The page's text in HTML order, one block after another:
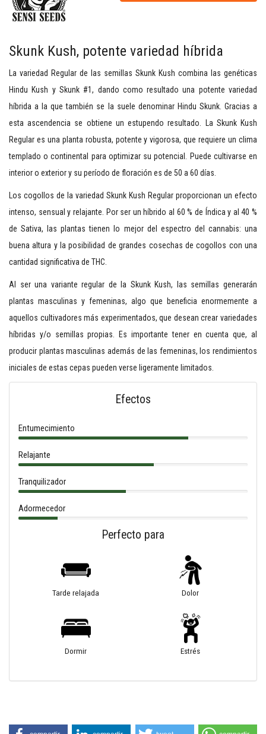
Skunk Kush, potente variedad híbrida
La variedad Regular de las semillas Skunk Kush combina las genéticas
Hindu Kush y Skunk #1, dando como resultado una potente variedad
híbrida a la que también se la suele denominar Hindu Skunk. Gracias a
esta ascendencia se obtiene un estupendo resultado. La Skunk Kush
Regular es una planta robusta, potente y vigorosa, que requiere un clima
templado o continental para optimizar su potencial. Puede cultivarse en
interior o exterior y su período de floración es de 50 a 60 días.
Los cogollos de la variedad Skunk Kush Regular proporcionan un efecto
intenso, sensual y relajante. Por ser un híbrido al 60 % de Índica y al 40 %
de Sativa, las plantas tienen lo mejor del espectro del cannabis: una
buena altura y la posibilidad de grandes cosechas de cogollos con una
cantidad significativa de THC.
Al ser una variante regular de la Skunk Kush, las semillas generarán
plantas masculinas y femeninas, algo que beneficia enormemente a
aquellos cultivadores más experimentados, que desean crear variedades
híbridas y/o semillas propias. Es importante tener en cuenta que, al
producir plantas masculinas además de las femeninas, los rendimientos
iniciales de estas cepas pueden verse ligeramente limitados.
Efectos
Entumecimiento
Relajante
Tranquilizador
Adormecedor
Perfecto para
Tarde relajada Dolor
Dormir Estrés